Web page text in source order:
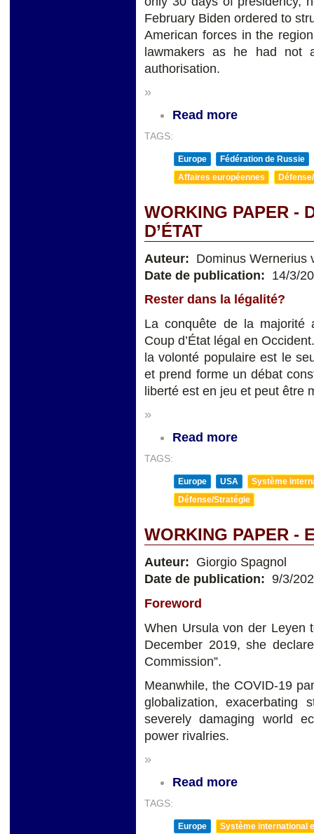
February Biden ordered to
American forces in the
lawmakers as he had not
authorisation.
»
Read more
TAGS:
Europe
Fédération de Russie
Affaires européennes
WORKING PAPER -
D’ÉTAT
Auteur: Dominus Wernerius
Date de publication: 14/3/
Rester dans la légalité?
La conquête de la majorité
Coup d’État légal en
la volonté populaire est le
et prend forme un débat
liberté est en jeu et peut être
»
Read more
TAGS:
Europe USA
Système
Défense/Stratégie
WORKING PAPER -
Auteur: Giorgio Spagnol
Date de publication: 9/3/
Foreword
When Ursula von der Leyen
December 2019, she
Commission”.
Meanwhile, the COVID-19
globalization, exacerbating
severely damaging world
power rivalries.
»
Read more
TAGS:
Europe
Système international